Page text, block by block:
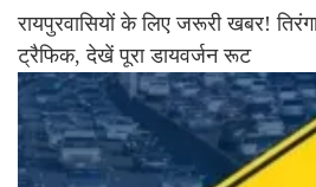
रायपुरवासियों के लिए जरूरी खबर!
ट्रैफिक, देखें पूरा डायवर्जन रूट